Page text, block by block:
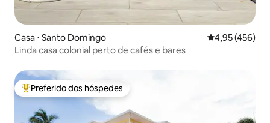
Casa ⋅ Santo Domingo 4,95 de uma
4,95 (456)
Linda casa colonial perto de cafés e bares
Entre os melhores preferidos dos hóspedes
Preferido dos hóspedes